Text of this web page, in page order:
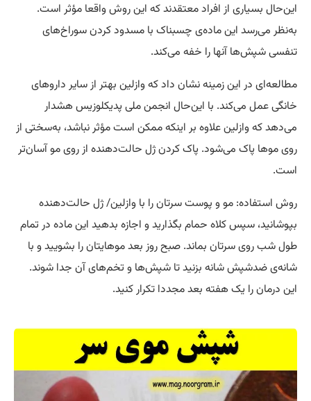
این‌حال بسیاری از افراد معتقدند که این روش واقعا مؤثر است.
به‌نظر می‌رسد این ماده‌ی چسبناک با مسدود کردن سوراخ‌های
تنفسی شپش‌ها آنها را خفه می‌کند.
مطالعه‌ای در این زمینه نشان داد که وازلین بهتر از سایر داروهای
خانگی عمل می‌کند. با این‌حال انجمن ملی پدیکلوزیس هشدار
می‌دهد که وازلین علاوه بر اینکه ممکن است مؤثر نباشد، به‌سختی از
روی موها پاک می‌شود. پاک کردن ژل حالت‌دهنده از روی مو آسان‌تر
است.
روش استفاده: مو و پوست سرتان را با وازلین/ ژل حالت‌دهنده
بپوشانید، سپس کلاه حمام بگذارید و اجازه بدهید این ماده در تمام
طول شب روی سرتان بماند. صبح روز بعد موهایتان را بشویید و با
شانه‌ی ضدشپش شانه بزنید تا شپش‌ها و تخم‌های آن جدا شوند.
این درمان را یک هفته بعد مجددا تکرار کنید.